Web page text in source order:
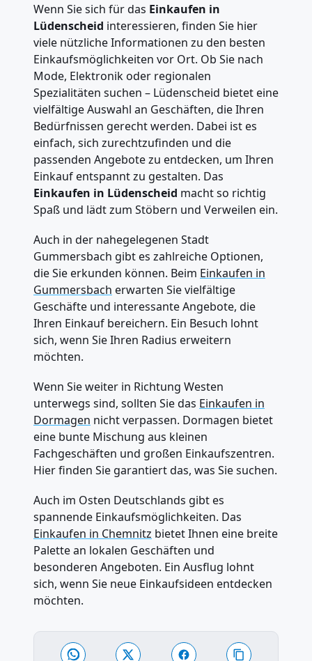
Wenn Sie sich für das Einkaufen in
Lüdenscheid interessieren, finden Sie hier
viele nützliche Informationen zu den besten
Einkaufsmöglichkeiten vor Ort. Ob Sie nach
Mode, Elektronik oder regionalen
Spezialitäten suchen – Lüdenscheid bietet eine
vielfältige Auswahl an Geschäften, die Ihren
Bedürfnissen gerecht werden. Dabei ist es
einfach, sich zurechtzufinden und die
passenden Angebote zu entdecken, um Ihren
Einkauf entspannt zu gestalten. Das
Einkaufen in Lüdenscheid macht so richtig
Spaß und lädt zum Stöbern und Verweilen ein.
Auch in der nahegelegenen Stadt
Gummersbach gibt es zahlreiche Optionen,
die Sie erkunden können. Beim Einkaufen in
Gummersbach erwarten Sie vielfältige
Geschäfte und interessante Angebote, die
Ihren Einkauf bereichern. Ein Besuch lohnt
sich, wenn Sie Ihren Radius erweitern
möchten.
Wenn Sie weiter in Richtung Westen
unterwegs sind, sollten Sie das Einkaufen in
Dormagen nicht verpassen. Dormagen bietet
eine bunte Mischung aus kleinen
Fachgeschäften und großen Einkaufszentren.
Hier finden Sie garantiert das, was Sie suchen.
Auch im Osten Deutschlands gibt es
spannende Einkaufsmöglichkeiten. Das
Einkaufen in Chemnitz bietet Ihnen eine breite
Palette an lokalen Geschäften und
besonderen Angeboten. Ein Ausflug lohnt
sich, wenn Sie neue Einkaufsideen entdecken
möchten.